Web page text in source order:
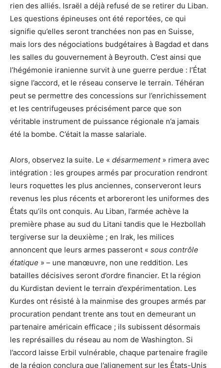
rien des alliés. Israël a déjà refusé de se retirer du Liban.
Les questions épineuses ont été reportées, ce qui
signifie qu’elles seront tranchées non pas en Suisse,
mais lors des négociations budgétaires à Bagdad et dans
les salles du gouvernement à Beyrouth. C’est ainsi que
l’hégémonie iranienne survit à une guerre perdue : l’État
signe l’accord, et le réseau conserve le terrain. Téhéran
peut se permettre des concessions sur l’enrichissement
et les centrifugeuses précisément parce que son
véritable instrument de puissance régionale n’a jamais
été la bombe. C’était la masse salariale.
Alors, observez la suite. Le « désarmement» rimera avec
intégration : les groupes armés par procuration rendront
leurs roquettes les plus anciennes, conserveront leurs
revenus les plus récents et arboreront les uniformes des
États qu’ils ont conquis. Au Liban, l’armée achève la
première phase au sud du Litani tandis que le Hezbollah
tergiverse sur la deuxième ; en Irak, les milices
annoncent que leurs armes passeront « sous contrôle
étatique » – une manœuvre, non une reddition. Les
batailles décisives seront d’ordre financier. Et la région
du Kurdistan devient le terrain d’expérimentation. Les
Kurdes ont résisté à la mainmise des groupes armés par
procuration pendant trente ans tout en demeurant un
partenaire américain efficace ; ils subissent désormais
les représailles du réseau au nom de Washington. Si
l’accord laisse Erbil vulnérable, chaque partenaire fragile
de la région conclura que l’alignement sur les États-Unis